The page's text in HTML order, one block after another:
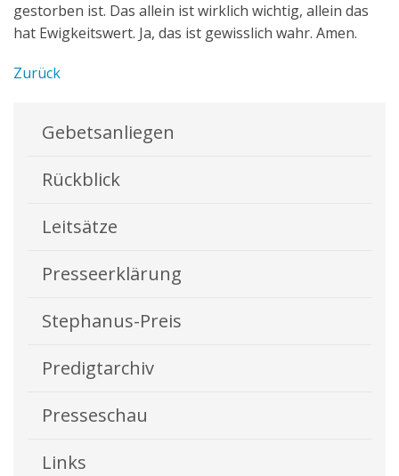
gestorben ist. Das allein ist wirklich wichtig, allein das
hat Ewigkeitswert. Ja, das ist gewisslich wahr. Amen.
Zurück
Gebetsanliegen
Rückblick
Leitsätze
Presseerklärung
Stephanus-Preis
Predigtarchiv
Presseschau
Links